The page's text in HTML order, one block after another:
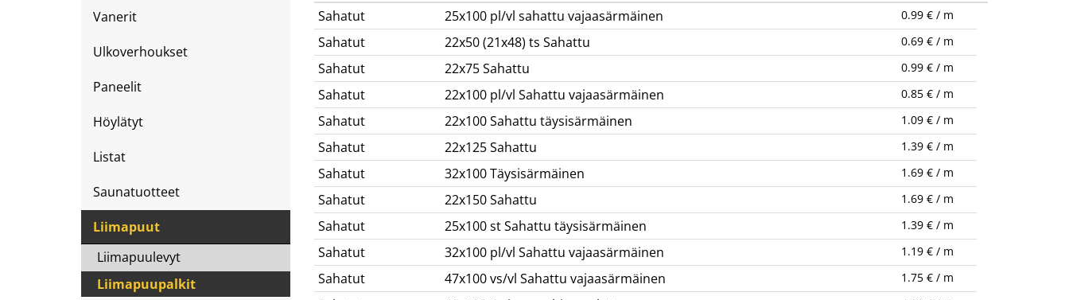
Sahatut
25x100 pl/vl sahattu vajaasärmäinen 0.99 € / m
Sahatut 22x50 (21x48) ts Sahattu 0.69 € / m
Sahatut 22x75 Sahattu 0.99 € / m
Sahatut 22x100 pl/vl Sahattu vajaasärmäinen 0.85 € / m
Sahatut 22x100 Sahattu täysisärmäinen 1.09 € / m
Sahatut 22x125 Sahattu 1.39 € / m
Sahatut 32x100 Täysisärmäinen 1.69 € / m
Sahatut 22x150 Sahattu 1.69 € / m
Sahatut 25x100 st Sahattu täysisärmäinen 1.39 € / m
Sahatut 32x100 pl/vl Sahattu vajaasärmäinen 1.19 € / m
Sahatut 47x100 vs/vl Sahattu vajaasärmäinen 1.75 € / m
Vanerit
Ulkoverhoukset
Paneelit
Höylätyt
Listat
Saunatuotteet
Liimapuut
Liimapuulevyt
Liimapuupalkit